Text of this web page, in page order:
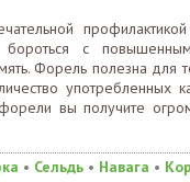
профилактикой
с
Форель полезна для
употребленных
вы получите
• Сельдь • Навага •